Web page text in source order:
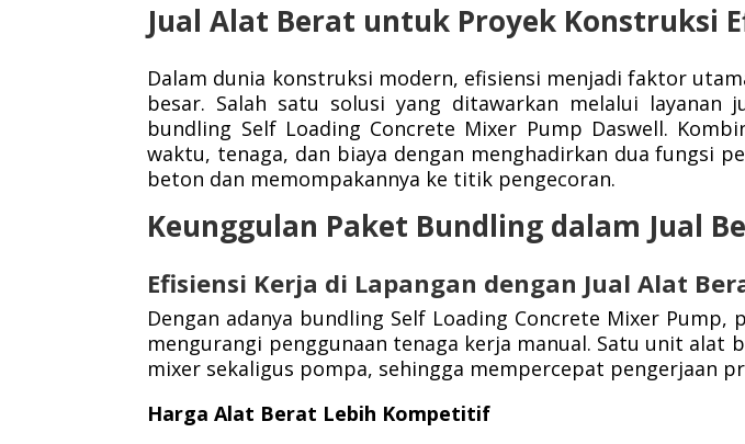
Jual Alat Berat untuk Proyek Konstruksi
Dalam dunia konstruksi modern, efisiensi menjadi faktor
besar. Salah satu solusi yang ditawarkan melalui layanan
bundling Self Loading Concrete Mixer Pump Daswell.
waktu, tenaga, dan biaya dengan menghadirkan dua fungsi
beton dan memompakannya ke titik pengecoran.
Keunggulan Paket Bundling dalam Jual
Efisiensi Kerja di Lapangan dengan Jual Alat
Dengan adanya bundling Self Loading Concrete Mixer Pump,
mengurangi penggunaan tenaga kerja manual. Satu unit alat
mixer sekaligus pompa, sehingga mempercepat pengerjaan
Harga Alat Berat Lebih Kompetitif